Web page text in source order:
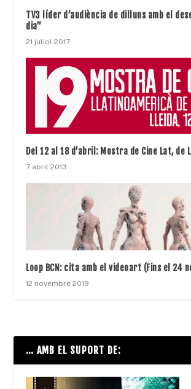
TV3 líder d’audiència de dilluns amb el
dia”
21 juliol 2017
Del 12 al 18 d’abril: Mostra de Cine Lat, de
7 abril 2013
Loop BCN: cita amb el videoart (Fins el 24
12 novembre 2019
… AMB EL SUPORT DE: